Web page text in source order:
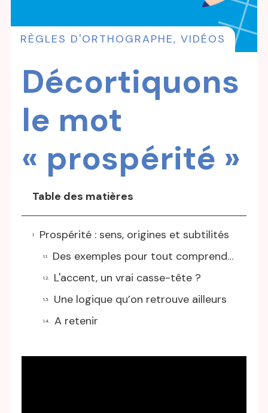
RÈGLES D'ORTHOGRAPHE, VIDÉOS
Décortiquons
le mot
« prospérité »
Table des matières
Prospérité : sens, origines et subtilités
Des exemples pour tout comprendre
L'accent, un vrai casse-tête ?
Une logique qu’on retrouve ailleurs
A retenir